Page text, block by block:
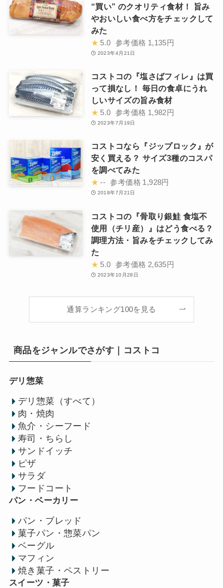
“買い” のクオリティ食材！ 旨み
やおいしい食べ方をチェックして
みた
★ 5.0 参考価格 1,135円
2023年4月21日
コストコの『塩さばフィレ』は買
って損なし！ 毎日の食卓にうれ
しいサイズの旨み食材
★ 5.0 参考価格 1,982円
2023年7月19日
コストコなら『ジップロック』が
安く買える？ サイズ3種のコスパ
を調べてみた
★ -- 参考価格 1,928円
2018年7月21日
コストコの『骨取り銀鮭 食塩不
使用（チリ産）』はどう食べる？
調理方法・旨みをチェックしてみ
た
★ 5.0 参考価格 2,635円
2023年10月28日
通算ランキング100を見る
商品をジャンルでさがす｜コストコ
デリ惣菜
デリ惣菜（すべて）
肉・焼肉
魚介・シーフード
寿司・ちらし
サンドイッチ
ピザ
サラダ
フードコート
パン・ベーカリー
パン・ブレッド
菓子パン・惣菜パン
ベーグル
マフィン
焼き菓子・ペストリー
スイーツ・菓子